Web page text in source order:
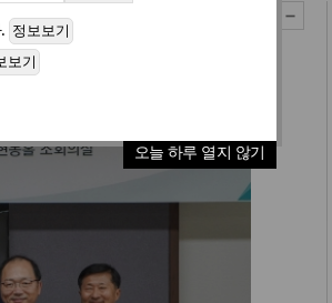
오늘 하루 열지 않기